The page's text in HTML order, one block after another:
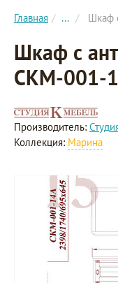
Главная ... Шкаф
Шкаф с
СКМ-001-
Производитель:
Коллекция: Марина